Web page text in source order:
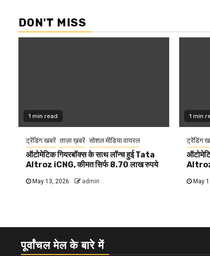
DON'T MISS
1 min read
ट्रेंडिंग खबरें ताज़ा ख़बरें सोशल मीडिया वायरल
ऑटोमेटिक गियरबॉक्स के साथ लॉन्च हुई Tata
Altroz iCNG, कीमत सिर्फ 8.70 लाख रुपये
May 13, 2026 admin
1 min
ट्रेंडिंग
Altroz
May
पूर्वांचल मेल के बारे में